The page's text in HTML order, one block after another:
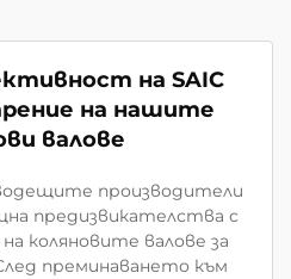
на SAIC
на нашите
валове
производители
предизвикателства с
коляновите валове за
преминаването към